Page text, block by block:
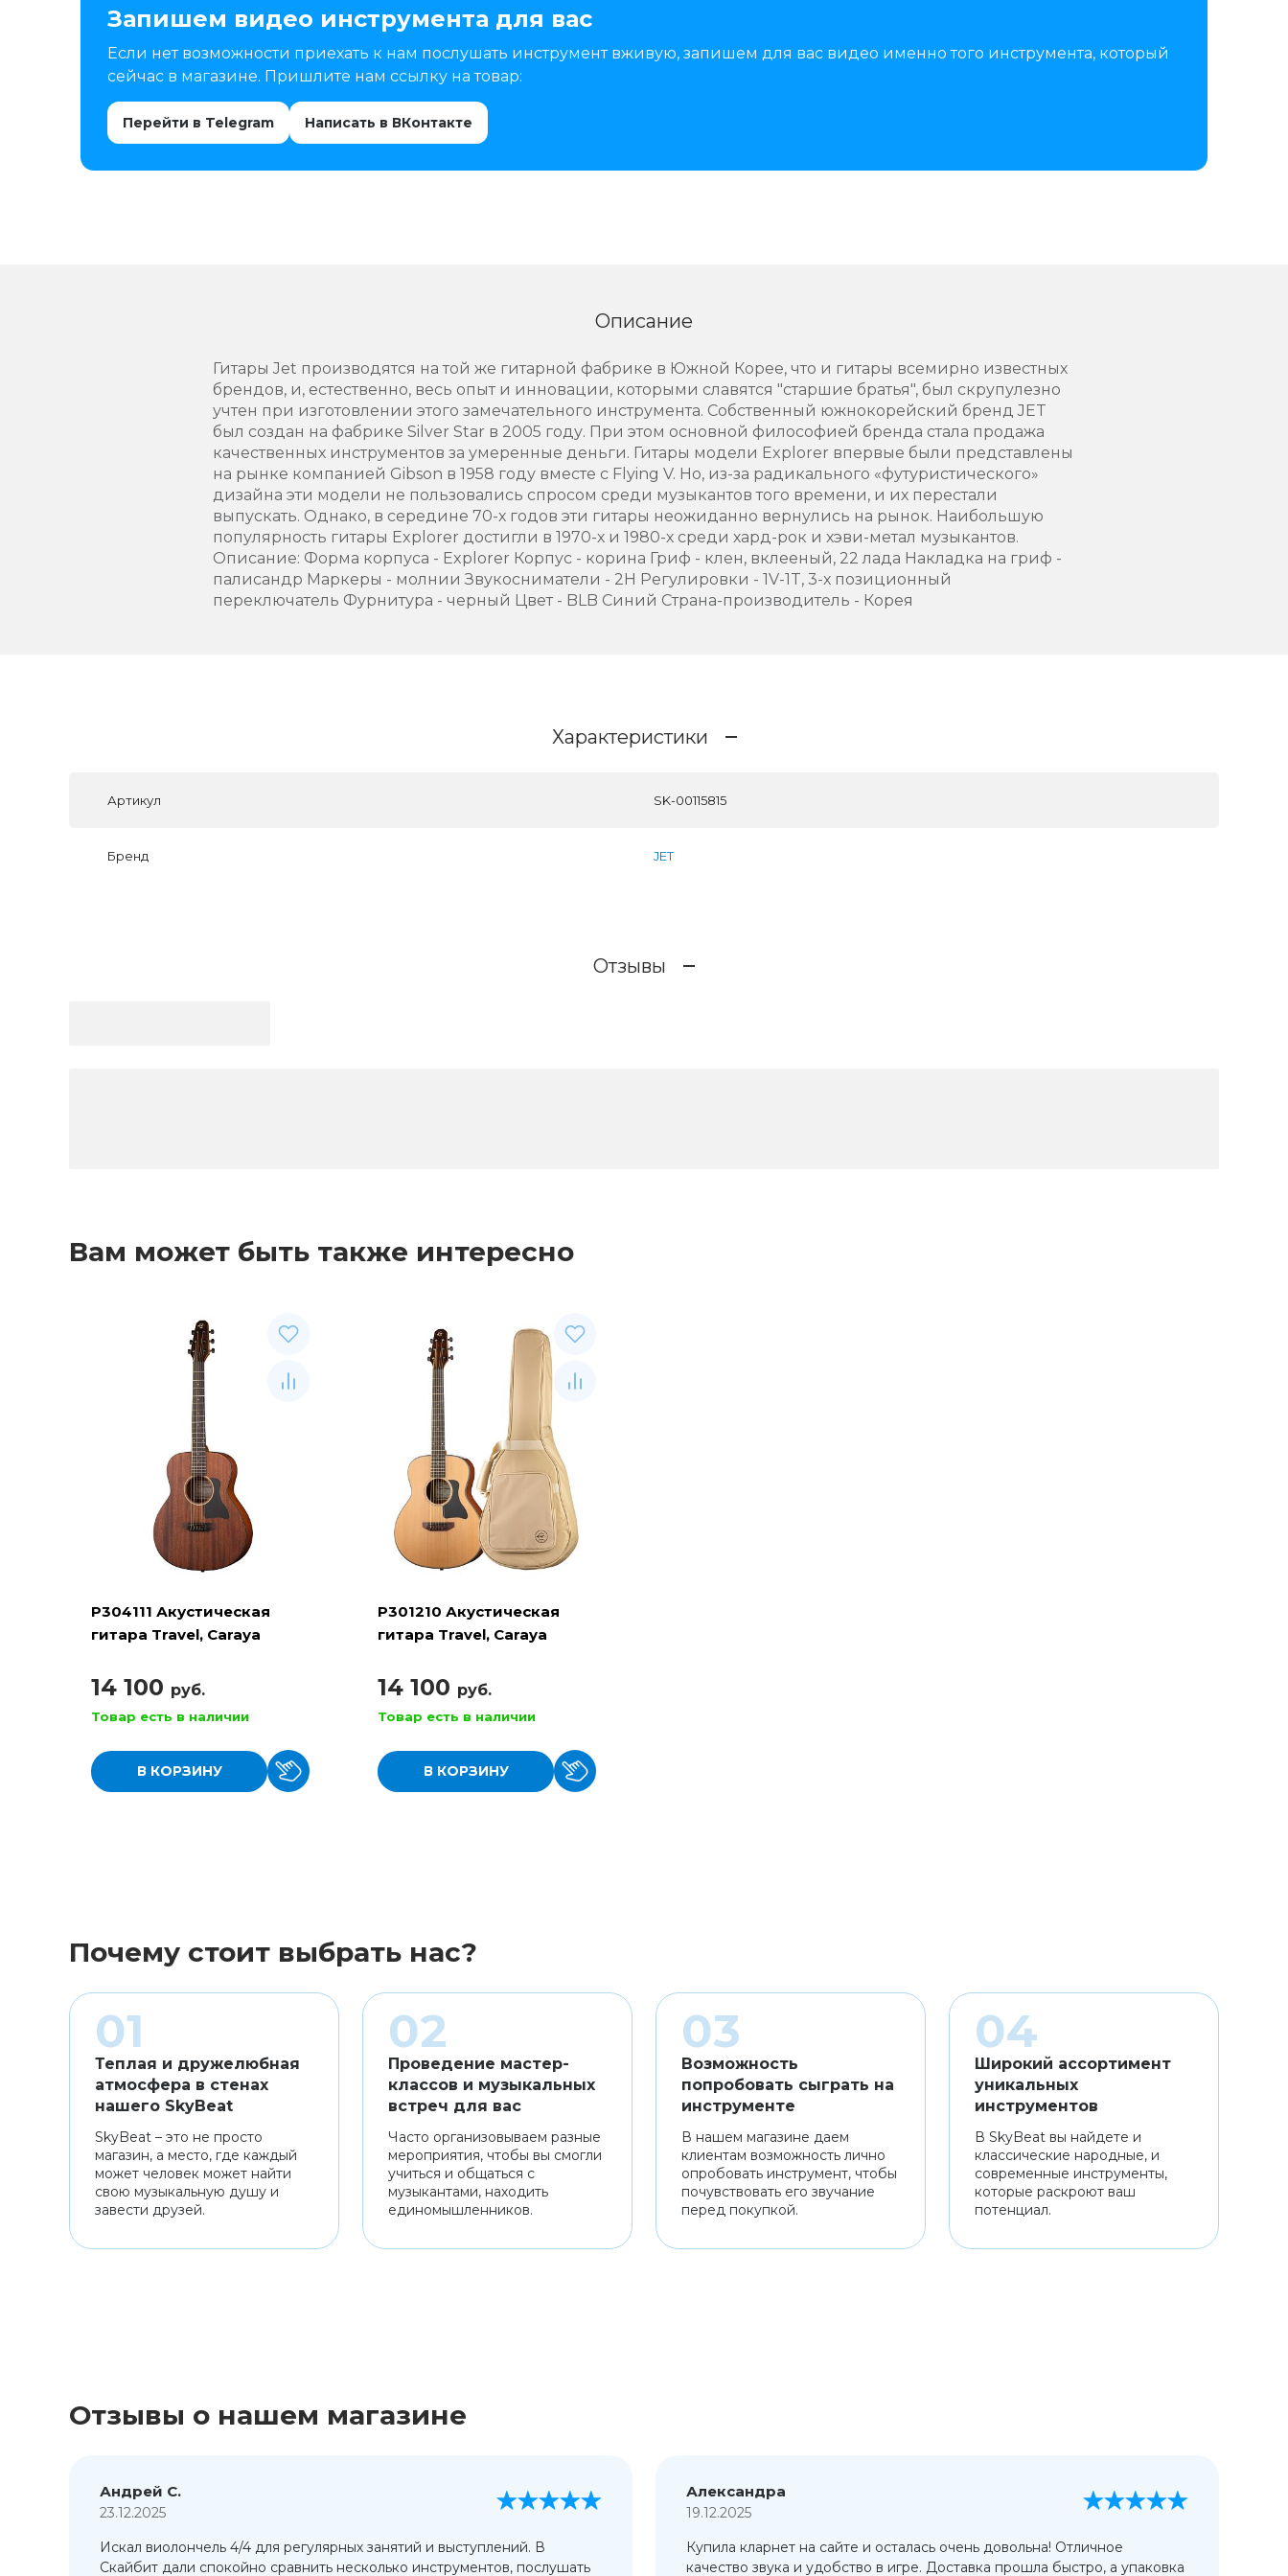
Запишем видео инструмента для вас
Если нет возможности приехать к нам послушать инструмент вживую, запишем для вас видео именно того инструмента, который
сейчас в магазине. Пришлите нам ссылку на товар:
Перейти в Telegram Написать в ВКонтакте
Описание
Гитары Jet производятся на той же гитарной фабрике в Южной Корее, что и гитары всемирно известных
брендов, и, естественно, весь опыт и инновации, которыми славятся "старшие братья", был скрупулезно
учтен при изготовлении этого замечательного инструмента. Собственный южнокорейский бренд JET
был создан на фабрике Silver Star в 2005 году. При этом основной философией бренда стала продажа
качественных инструментов за умеренные деньги. Гитары модели Explorer впервые были представлены
на рынке компанией Gibson в 1958 году вместе с Flying V. Но, из-за радикального «футуристического»
дизайна эти модели не пользовались спросом среди музыкантов того времени, и их перестали
выпускать. Однако, в середине 70-х годов эти гитары неожиданно вернулись на рынок. Наибольшую
популярность гитары Explorer достигли в 1970-х и 1980-х среди хард-рок и хэви-метал музыкантов.
Описание: Форма корпуса - Explorer Корпус - корина Гриф - клен, вклееный, 22 лада Накладка на гриф -
палисандр Маркеры - молнии Звукосниматели - 2Н Регулировки - 1V-1T, 3-х позиционный
переключатель Фурнитура - черный Цвет - BLB Синий Страна-производитель - Корея
Характеристики
Артикул SK-00115815
Бренд JET
Отзывы
Вам может быть также интересно
P304111 Акустическая
гитара Travel, Caraya
14 100 руб.
Товар есть в наличии
В КОРЗИНУ
P301210 Акустическая
гитара Travel, Caraya
14 100 руб.
Товар есть в наличии
В КОРЗИНУ
Почему стоит выбрать нас?
Теплая и дружелюбная
атмосфера в стенах
нашего SkyBeat
SkyBeat – это не просто
магазин, а место, где каждый
может человек может найти
свою музыкальную душу и
завести друзей.
Проведение мастер-
классов и музыкальных
встреч для вас
Часто организовываем разные
мероприятия, чтобы вы смогли
учиться и общаться с
музыкантами, находить
единомышленников.
Возможность
попробовать сыграть на
инструменте
В нашем магазине даем
клиентам возможность лично
опробовать инструмент, чтобы
почувствовать его звучание
перед покупкой.
Широкий ассортимент
уникальных
инструментов
В SkyBeat вы найдете и
классические народные, и
современные инструменты,
которые раскроют ваш
потенциал.
Отзывы о нашем магазине
Андрей С.
23.12.2025
Искал виолончель 4/4 для регулярных занятий и выступлений. В
Скайбит дали спокойно сравнить несколько инструментов, послушать
Александра
19.12.2025
Купила кларнет на сайте и осталась очень довольна! Отличное
качество звука и удобство в игре. Доставка прошла быстро, а упаковка